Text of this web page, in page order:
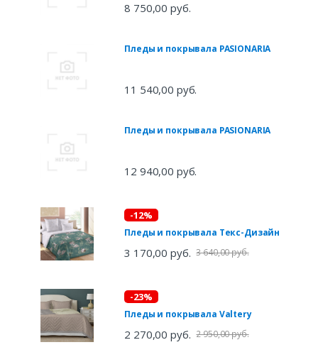
8 750,00 руб.
Пледы и покрывала PASIONARIA
11 540,00 руб.
Пледы и покрывала PASIONARIA
12 940,00 руб.
-12%
Пледы и покрывала Текс-Дизайн
3 170,00 руб. 3 640,00 руб.
-23%
Пледы и покрывала Valtery
2 270,00 руб. 2 950,00 руб.